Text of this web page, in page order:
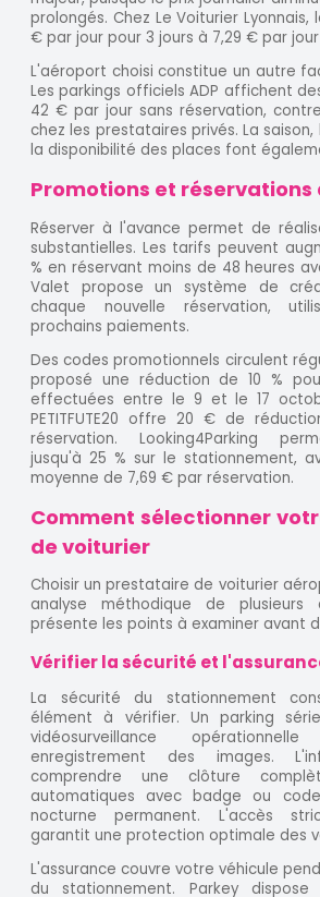
prolongés. Chez Le Voiturier Lyonnais,
€ par jour pour 3 jours à 7,29 € par jour
L'aéroport choisi constitue un autre
Les parkings officiels ADP affichent
42 € par jour sans réservation,
chez les prestataires privés. La
la disponibilité des places font
Promotions et
Réserver à l'avance permet de
substantielles. Les tarifs peuvent
% en réservant moins de 48 heures
Valet propose un système de
chaque nouvelle réservation,
prochains paiements.
Des codes promotionnels circulent
proposé une réduction de 10 %
effectuées entre le 9 et le 17
PETITFUTE20 offre 20 € de
réservation. Looking4Parking
jusqu'à 25 % sur le stationnement,
moyenne de 7,69 € par réservation.
Comment sélectionner
de voiturier
Choisir un prestataire de voiturier
analyse méthodique de plusieurs
présente les points à examiner avant
Vérifier la sécurité et
La sécurité du stationnement
élément à vérifier. Un parking
vidéosurveillance
enregistrement des images.
comprendre une clôture
automatiques avec badge ou
nocturne permanent. L'accès
garantit une protection optimale des
L'assurance couvre votre véhicule
du stationnement. Parkey dispose